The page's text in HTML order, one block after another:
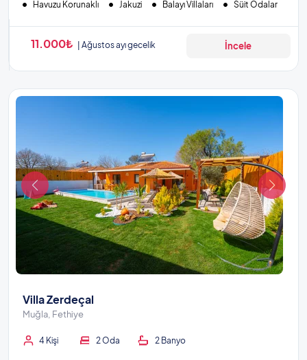
Havuzu Korunaklı Jakuzi Balayı Villaları Süit Odalar
11.000₺ Ağustos ayı gecelik İncele
Villa Zerdeçal
Muğla, Fethiye
4 Kişi 2 Oda 2 Banyo